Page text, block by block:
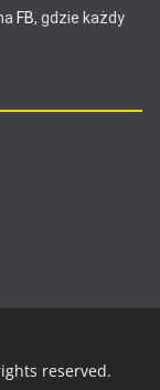
FB, gdzie każdy
reserved.